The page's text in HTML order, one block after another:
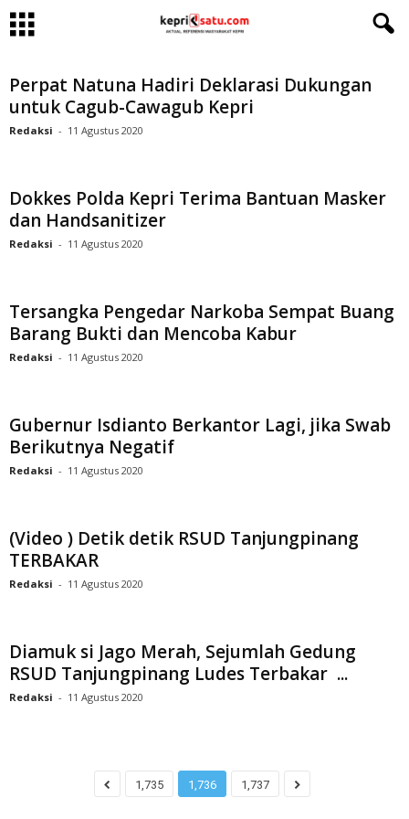
Perpat Natuna Hadiri Deklarasi Dukungan
untuk Cagub-Cawagub Kepri
Redaksi - 11 Agustus 2020
Dokkes Polda Kepri Terima Bantuan Masker
dan Handsanitizer
Redaksi - 11 Agustus 2020
Tersangka Pengedar Narkoba Sempat Buang
Barang Bukti dan Mencoba Kabur
Redaksi - 11 Agustus 2020
Gubernur Isdianto Berkantor Lagi, jika Swab
Berikutnya Negatif
Redaksi - 11 Agustus 2020
(Video ) Detik detik RSUD Tanjungpinang
TERBAKAR
Redaksi - 11 Agustus 2020
Diamuk si Jago Merah, Sejumlah Gedung
RSUD Tanjungpinang Ludes Terbakar ...
Redaksi - 11 Agustus 2020
1,735 1,736 1,737